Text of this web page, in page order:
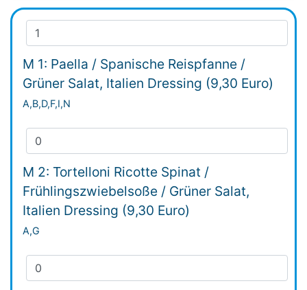
M 1: Paella / Spanische Reispfanne /
Grüner Salat, Italien Dressing (9,30 Euro)
A,B,D,F,I,N
M 2: Tortelloni Ricotte Spinat /
Frühlingszwiebelsoße / Grüner Salat,
Italien Dressing (9,30 Euro)
A,G